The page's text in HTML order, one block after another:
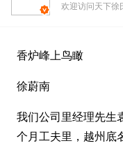
欢迎访问天下徐
香炉峰上鸟瞰
徐蔚南
我们公司里经理先生
个月工夫里，越州底